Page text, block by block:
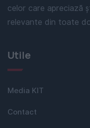
celor care apreciază
relevante din toate
Utile
Media KIT
Contact